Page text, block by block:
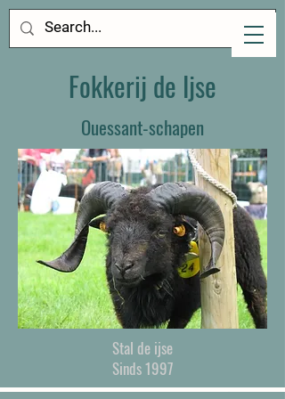
Fokkerij de Ijse
Ouessant-schapen
Stal de ijse
Sinds 1997